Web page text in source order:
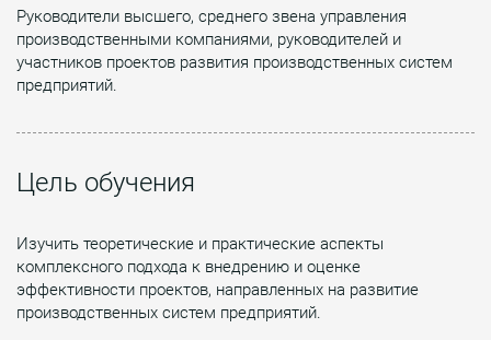
Руководители высшего, среднего звена управления
производственными компаниями, руководителей и
участников проектов развития производственных систем
предприятий.
Цель обучения
Изучить теоретические и практические аспекты
комплексного подхода к внедрению и оценке
эффективности проектов, направленных на развитие
производственных систем предприятий.